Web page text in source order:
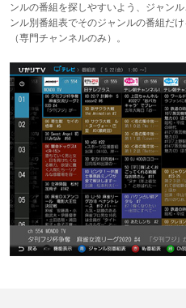
ンルの番組を探しやすいよう、ジャン
ンル別番組表でそのジャンルの番組だ
（専門チャンネルのみ）。